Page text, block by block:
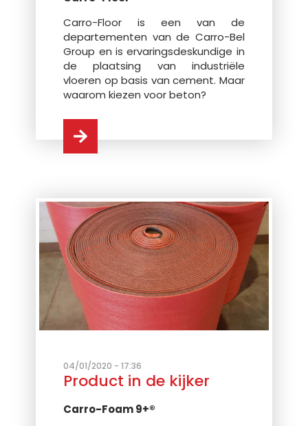
Carro-Floor is een van de
departementen van de Carro-Bel
Group en is ervaringsdeskundige in
de plaatsing van industriële
vloeren op basis van cement. Maar
waarom kiezen voor beton?
04/01/2020 - 17:36
Product in de kijker
Carro-Foam 9+®